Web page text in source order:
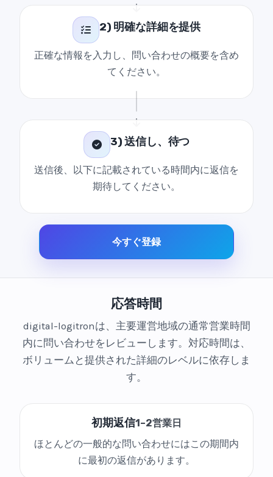
2) 明確な詳細を提供
正確な情報を入力し、問い合わせの概要を含め
てください。
3) 送信し、待つ
送信後、以下に記載されている時間内に返信を
期待してください。
今すぐ登録
応答時間
digital-logitronは、主要運営地域の通常営業時間
内に問い合わせをレビューします。対応時間は、
ボリュームと提供された詳細のレベルに依存しま
す。
初期返信1–2営業日
ほとんどの一般的な問い合わせにはこの期間内
に最初の返信があります。